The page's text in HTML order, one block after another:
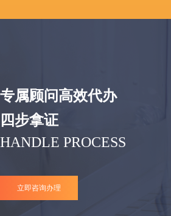
专属顾问高效代办
四步拿证
HANDLE PROCESS
立即咨询办理